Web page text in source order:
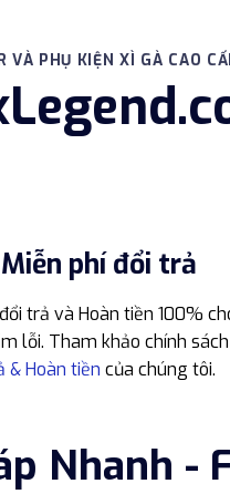
VÀ PHỤ KIỆN XÌ GÀ CAO
Miễn phí đổi trả
trả và Hoàn tiền 100%
lỗi. Tham khảo chính sách
& Hoàn tiền của chúng tôi.
Nhanh -